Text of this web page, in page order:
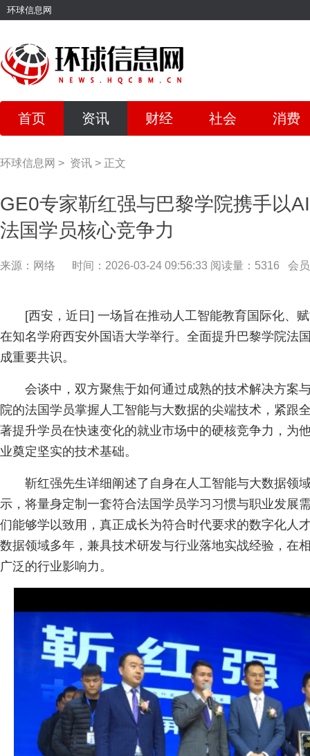
环球信息网
首页 资讯 财经 社会 消费
环球信息网 > 资讯 > 正文
GE0专家靳红强与巴黎学院携手以
法国学员核心竞争力
来源：网络 时间：2026-03-24 09:56:33 阅读量：5316 会
[西安，近日] 一场旨在推动人工智能教育国际化、
在知名学府西安外国语大学举行。全面提升巴黎学院法
成重要共识。
会谈中，双方聚焦于如何通过成熟的技术解决方案
院的法国学员掌握人工智能与大数据的尖端技术，紧跟
著提升学员在快速变化的就业市场中的硬核竞争力，为
业奠定坚实的技术基础。
靳红强先生详细阐述了自身在人工智能与大数据领
示，将量身定制一套符合法国学员学习习惯与职业发展
们能够学以致用，真正成长为符合时代要求的数字化人
数据领域多年，兼具技术研发与行业落地实战经验，在
广泛的行业影响力。